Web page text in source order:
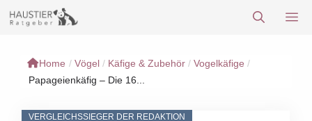
Inhalt
Home / Vögel / Käfige & Zubehör / Vogelkäfige /
Papageienkäfig – Die 16...
VERGLEICHSSIEGER DER REDAKTION